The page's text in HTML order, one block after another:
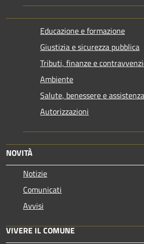
Educazione e formazione
Giustizia e sicurezza pubblica
Tributi, finanze e
Ambiente
Salute, benessere e assistenza
Autorizzazioni
NOVITÀ
Notizie
Comunicati
Avvisi
VIVERE IL COMUNE